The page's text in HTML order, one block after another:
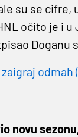
su se cifre,
očito je i
Doganu
odmah
novu